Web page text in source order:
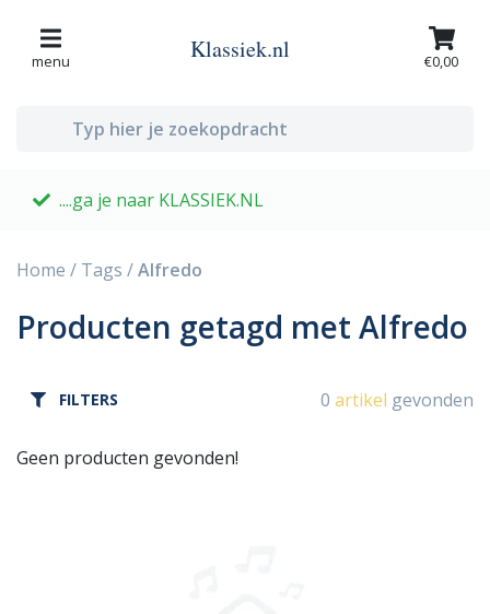
menu Klassiek.nl €0,00
....ga je naar KLASSIEK.NL
Home / Tags /Alfredo
Producten getagd met Alfredo
FILTERS 0 artikel gevonden
Geen producten gevonden!